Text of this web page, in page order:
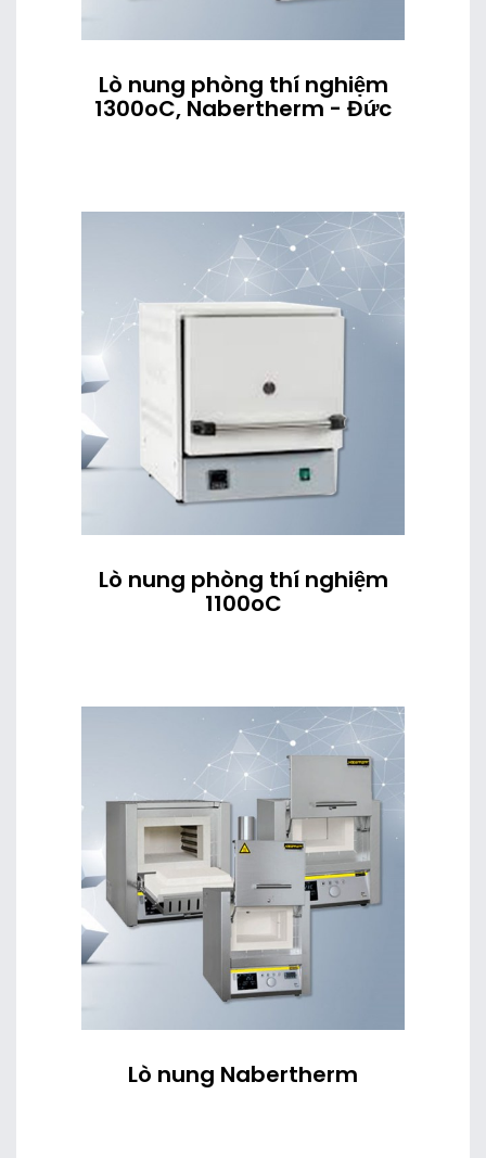
Lò nung phòng thí nghiệm
1300oC, Nabertherm - Đức
Lò nung phòng thí nghiệm
1100oC
Lò nung Nabertherm